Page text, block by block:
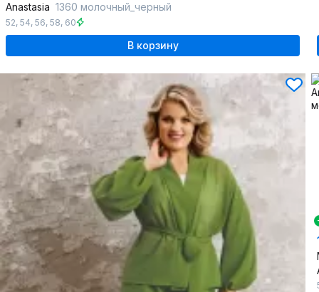
Anastasia 1360 молочный_черный
52, 54, 56, 58, 60
В корзину